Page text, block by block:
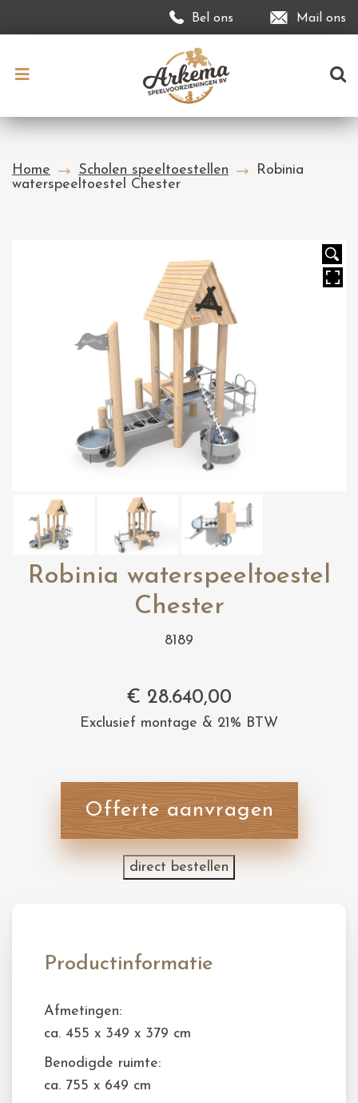
Bel ons Mail ons
Home Scholen speeltoestellen
Robinia
waterspeeltoestel Chester
Robinia waterspeeltoestel
Chester
8189
€ 28.640,00
Exclusief montage & 21% BTW
Offerte aanvragen
direct bestellen
Productinformatie
Afmetingen:
ca. 455 x 349 x 379 cm
Benodigde ruimte:
ca. 755 x 649 cm